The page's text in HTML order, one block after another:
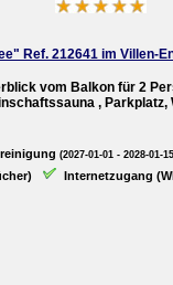
212641 im Villen-
vom Balkon für 2
, Parkplatz,
(2027-01-01 - 2028-01-15)
Internetzugang (WLAN)